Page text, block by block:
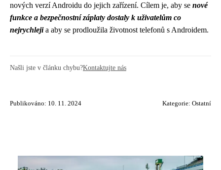
nových verzí Androidu do jejich zařízení. Cílem je, aby se nové
funkce a bezpečnostní záplaty dostaly k uživatelům co
nejrychlejia aby se prodloužila životnost telefonů s Androidem.
Našli jste v článku chybu?Kontaktujte nás
Publikováno: 10. 11. 2024 Kategorie: Ostatní